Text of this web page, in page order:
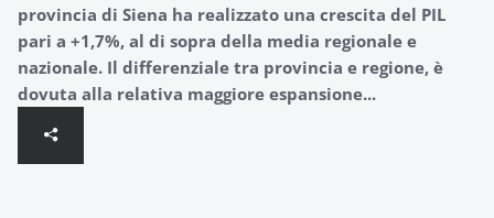
provincia di Siena ha realizzato una crescita del PIL
pari a +1,7%, al di sopra della media regionale e
nazionale. Il differenziale tra provincia e regione, è
dovuta alla relativa maggiore espansione...